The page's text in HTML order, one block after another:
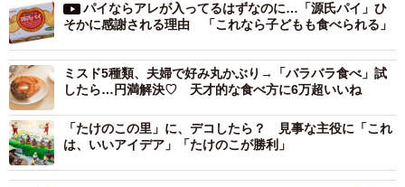
パイならアレが入ってるはずなのに…「源氏パイ」ひ
そかに感謝される理由 「これなら子どもも食べられる」
ミスド5種類、夫婦で好み丸かぶり→「バラバラ食べ」試
したら…円満解決♡ 天才的な食べ方に6万超いいね
「たけのこの里」に、デコしたら？ 見事な主役に「これ
は、いいアイデア」「たけのこが勝利」